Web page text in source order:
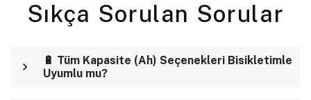
Sıkça Sorulan Sorular
🔋 Tüm Kapasite (Ah) Seçenekleri Bisikletimle
Uyumlu mu?